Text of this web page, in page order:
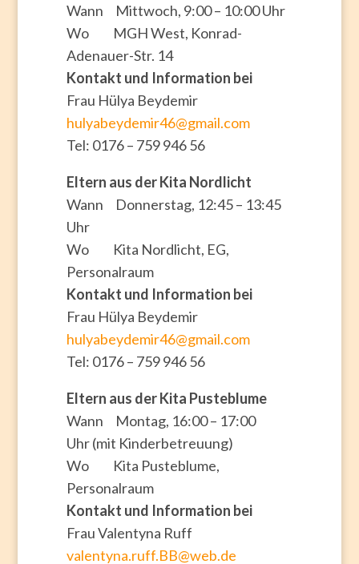
Wann Mittwoch, 9:00 – 10:00 Uhr
Wo MGH West, Konrad-
Adenauer-Str. 14
Kontakt und Information bei
Frau Hülya Beydemir
hulyabeydemir46@gmail.com
Tel: 0176 – 759 946 56
Eltern aus der Kita Nordlicht
Wann Donnerstag, 12:45 – 13:45
Uhr
Wo Kita Nordlicht, EG,
Personalraum
Kontakt und Information bei
Frau Hülya Beydemir
hulyabeydemir46@gmail.com
Tel: 0176 – 759 946 56
Eltern aus der Kita Pusteblume
Wann Montag, 16:00 – 17:00
Uhr (mit Kinderbetreuung)
Wo Kita Pusteblume,
Personalraum
Kontakt und Information bei
Frau Valentyna Ruff
valentyna.ruff.BB@web.de